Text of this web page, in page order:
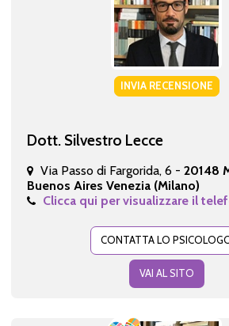
INVIA RECENSIONE
Dott. Silvestro Lecce
Via Passo di Fargorida, 6 - 20148
Buenos Aires Venezia (Milano)
Clicca qui per visualizzare il
CONTATTA LO
VAI AL SITO